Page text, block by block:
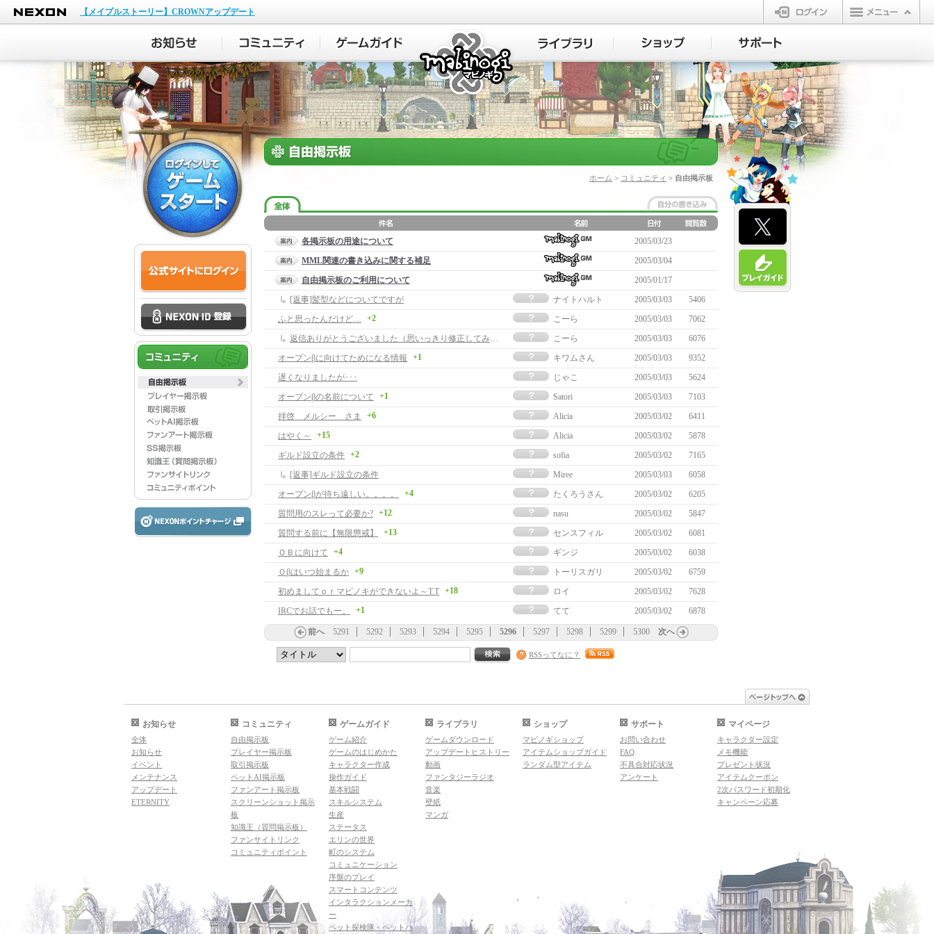
NEXON
【メイプルストーリー】CROWNアップデート
ログイン
マビノギ
ホーム > コミュニティ > 自由掲示板
各掲示板の用途について
2005/03/23
MML関連の書き込みに関する補足
2005/03/04
自由掲示板のご利用について
2005/01/17
[返事]髪型などについてですが
ナイトハルト 2005/03/03
5406
ふと思ったんだけど…
+2 こーら 2005/03/03
7062
返信ありがとうございました（思いっきり修正してみたｗ
こーら 2005/03/03
6076
オープンβに向けてためになる情報
+1 キワムさん 2005/03/03
9352
遅くなりましたが･･･
じゃこ 2005/03/03
5624
オープンβの名前について
+1 Satori 2005/03/03
7103
拝啓 メルシー さま
+6 Alicia 2005/03/02
6411
はやく～
+15 Alicia 2005/03/02
5878
ギルド設立の条件 +2 sofia 2005/03/02
7165
[返事]ギルド設立の条件
Miree 2005/03/03
6058
オープンβが待ち遠しい。。。。
+4 たくろうさん 2005/03/02
6205
質問用のスレって必要か? +12 nasu 2005/03/02
5847
質問する前に【無限懲戒】
+13 センスフィル 2005/03/02
6081
ＯＢに向けて
+4 ギンジ 2005/03/02
6038
Ｏβはいつ始まるか +9 トーリスガリ 2005/03/02
6759
初めましてｏｒマビノキができないよ～T.T +18 ロイ 2005/03/02
7628
IRCでお話でもー。
+1 てて 2005/03/02 6878
前へ 5291 5292 5293 5294 5295 5296 5297 5298 5299 5300 次へ
RSSってなに？
お知らせ
全体
お知らせ
イベント
メンテナンス
アップデート
ETERNITY
コミュニティ
自由掲示板
プレイヤー掲示板
取引掲示板
ペットAI掲示板
ファンアート掲示板
スクリーンショット掲示
板
知識王（質問掲示板）
ファンサイトリンク
コミュニティポイント
ゲームガイド
ゲーム紹介
ゲームのはじめかた
キャラクター作成
操作ガイド
基本戦闘
スキルシステム
生産
ステータス
エリンの世界
町のシステム
コミュニケーション
序盤のプレイ
スマートコンテンツ
インタラクションメーカ
ー
ペット探検隊・ペットハ
ライブラリ
ゲームダウンロード
アップデートヒストリー
動画
ファンタジーラジオ
音楽
壁紙
マンガ
ショップ
マビノギショップ
アイテムショップガイド
ランダム型アイテム
サポート
お問い合わせ
FAQ
不具合対応状況
アンケート
マイページ
キャラクター設定
メモ機能
プレゼント状況
アイテムクーポン
2次パスワード初期化
キャンペーン応募